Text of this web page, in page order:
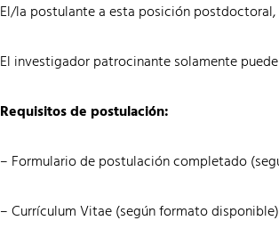
El/la postulante a esta posición
El investigador patrocinante solamente
Requisitos de postulación:
– Formulario de postulación completado
– Currículum Vitae (según formato